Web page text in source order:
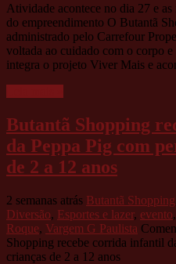
Atividade acontece no dia 27 e
do empreendimento O Butantã
administrado pelo Carrefour
voltada ao cuidado com o corpo e
integra o projeto Viver Mais e
Butantã Shopping
da Peppa Pig com
de 2 a 12 anos
2 semanas atrás Butantã Shopping
Diversão, Esportes e lazer, evento,
Roque, Vargem G Paulista
Shopping recebe corrida infantil
crianças de 2 a 12 anos